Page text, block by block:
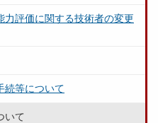
力評価に関する技術者の変更
続等について
いて